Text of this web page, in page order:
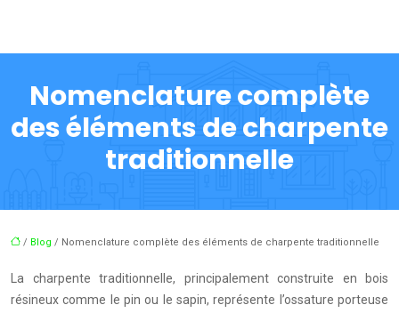
Nomenclature complète
des éléments de charpente
traditionnelle
/ Blog / Nomenclature complète des éléments de charpente traditionnelle
La charpente traditionnelle, principalement construite en bois
résineux comme le pin ou le sapin, représente l’ossature porteuse